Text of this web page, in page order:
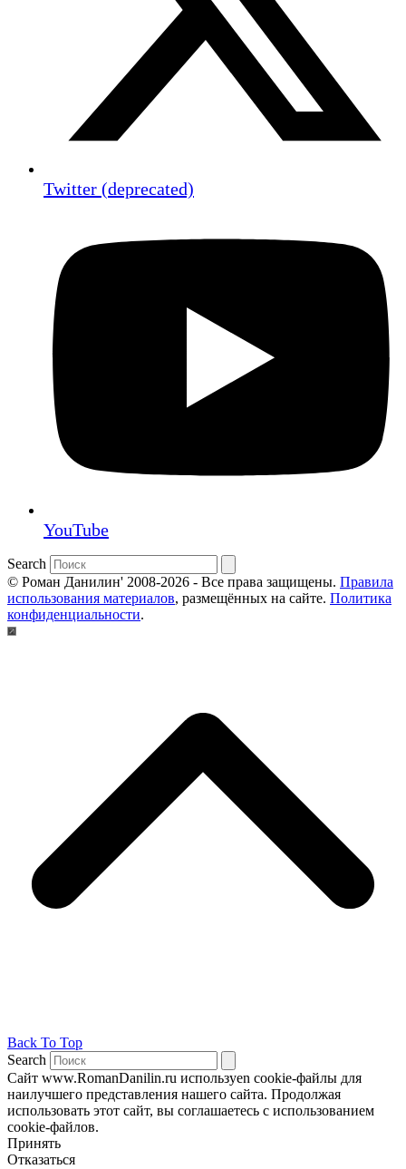
Twitter (deprecated)
YouTube
Search
© Роман Данилин' 2008-2026 - Все права защищены. Правила
использования материалов, размещённых на сайте. Политика
конфиденциальности.
Back To Top
Search
Сайт www.RomanDanilin.ru используеn cookie-файлы для
наилучшего представления нашего сайта. Продолжая
использовать этот сайт, вы соглашаетесь с использованием
cookie-файлов.
Принять
Отказаться